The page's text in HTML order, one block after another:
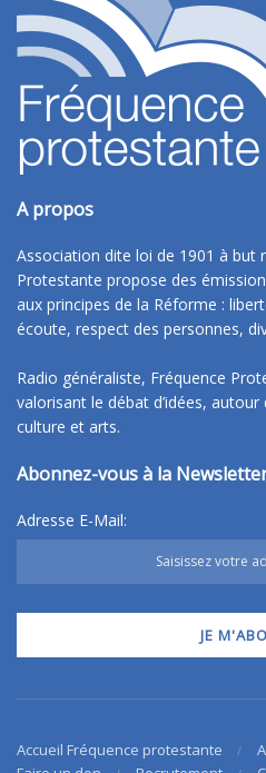
A propos
Association dite loi de 1901 à but
Protestante propose des
aux principes de la Réforme :
écoute, respect des personnes,
Radio généraliste, Fréquence
valorisant le débat d’idées,
culture et arts.
Abonnez-vous à la
Adresse E-Mail:
Accueil Fréquence protestante